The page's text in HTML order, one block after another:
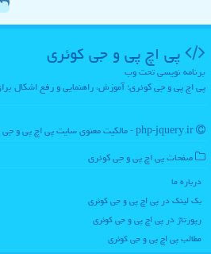
پی اچ پی و جی كوئری
برنامه نویسی تحت وب
پی اچ پی و جی کوئری؛ آموزش، راهنمایی و رفع اشکال
صفحات پی اچ پی و جی كوئری
درباره ما
بک لینک در پی اچ پی و جی كوئری
رپورتاژ در پی اچ پی و جی كوئری
مطالب پی اچ پی و جی كوئری